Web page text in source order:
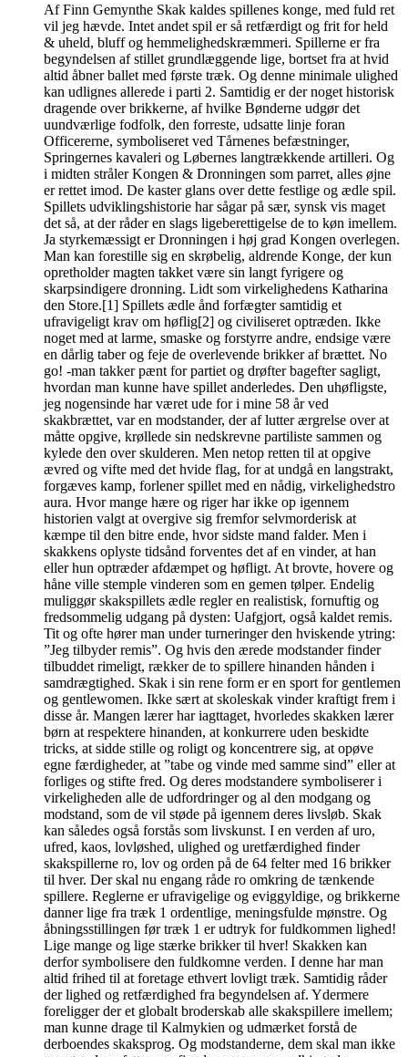
Af Finn Gemynthe Skak kaldes spillenes konge, med fuld ret
vil jeg hævde. Intet andet spil er så retfærdigt og frit for held
& uheld, bluff og hemmelighedskræmmeri. Spillerne er fra
begyndelsen af stillet grundlæggende lige, bortset fra at hvid
altid åbner ballet med første træk. Og denne minimale ulighed
kan udlignes allerede i parti 2. Samtidig er der noget historisk
dragende over brikkerne, af hvilke Bønderne udgør det
uundværlige fodfolk, den forreste, udsatte linje foran
Officererne, symboliseret ved Tårnenes befæstninger,
Springernes kavaleri og Løbernes langtrækkende artilleri. Og
i midten stråler Kongen & Dronningen som parret, alles øjne
er rettet imod. De kaster glans over dette festlige og ædle spil.
Spillets udviklingshistorie har sågar på sær, synsk vis maget
det så, at der råder en slags ligeberettigelse de to køn imellem.
Ja styrkemæssigt er Dronningen i høj grad Kongen overlegen.
Man kan forestille sig en skrøbelig, aldrende Konge, der kun
opretholder magten takket være sin langt fyrigere og
skarpsindigere dronning. Lidt som virkelighedens Katharina
den Store.[1] Spillets ædle ånd forfægter samtidig et
ufravigeligt krav om høflig[2] og civiliseret optræden. Ikke
noget med at larme, smaske og forstyrre andre, endsige være
en dårlig taber og feje de overlevende brikker af brættet. No
go! -man takker pænt for partiet og drøfter bagefter sagligt,
hvordan man kunne have spillet anderledes. Den uhøfligste,
jeg nogensinde har været ude for i mine 58 år ved
skakbrættet, var en modstander, der af lutter ærgrelse over at
måtte opgive, krøllede sin nedskrevne partiliste sammen og
kylede den over skulderen. Men netop retten til at opgive
ævred og vifte med det hvide flag, for at undgå en langstrakt,
forgæves kamp, forlener spillet med en nådig, virkelighedstro
aura. Hvor mange hære og riger har ikke op igennem
historien valgt at overgive sig fremfor selvmorderisk at
kæmpe til den bitre ende, hvor sidste mand falder. Men i
skakkens oplyste tidsånd forventes det af en vinder, at han
eller hun optræder afdæmpet og høfligt. At brovte, hovere og
håne ville stemple vinderen som en gemen tølper. Endelig
muliggør skakspillets ædle regler en realistisk, fornuftig og
fredsommelig udgang på dysten: Uafgjort, også kaldet remis.
Tit og ofte hører man under turneringer den hviskende ytring:
”Jeg tilbyder remis”. Og hvis den ærede modstander finder
tilbuddet rimeligt, rækker de to spillere hinanden hånden i
samdrægtighed. Skak i sin rene form er en sport for gentlemen
og gentlewomen. Ikke sært at skoleskak vinder kraftigt frem i
disse år. Mangen lærer har iagttaget, hvorledes skakken lærer
børn at respektere hinanden, at konkurrere uden beskidte
tricks, at sidde stille og roligt og koncentrere sig, at opøve
egne færdigheder, at ”tabe og vinde med samme sind” eller at
forliges og stifte fred. Og deres modstandere symboliserer i
virkeligheden alle de udfordringer og al den modgang og
modstand, som de vil støde på igennem deres livsløb. Skak
kan således også forstås som livskunst. I en verden af uro,
ufred, kaos, lovløshed, ulighed og uretfærdighed finder
skakspillerne ro, lov og orden på de 64 felter med 16 brikker
til hver. Der skal nu engang råde ro omkring de tænkende
spillere. Reglerne er ufravigelige og eviggyldige, og brikkerne
danner lige fra træk 1 ordentlige, meningsfulde mønstre. Og
åbningsstillingen før træk 1 er udtryk for fuldkommen lighed!
Lige mange og lige stærke brikker til hver! Skakken kan
derfor symbolisere den fuldkomne verden. I denne har man
altid frihed til at foretage ethvert lovligt træk. Samtidig råder
der lighed og retfærdighed fra begyndelsen af. Ydermere
foreligger der et globalt broderskab alle skakspillere imellem;
man kunne drage til Kalmykien og udmærket forstå de
derboendes skaksprog. Og modstanderne, dem skal man ikke